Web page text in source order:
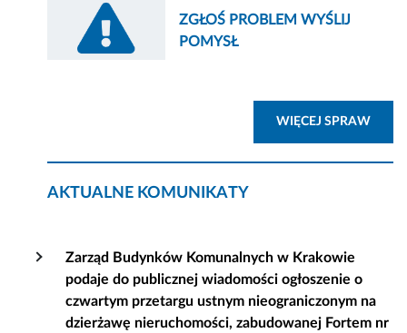
ZGŁOŚ PROBLEM WYŚLIJ
POMYSŁ
WIĘCEJ SPRAW
AKTUALNE KOMUNIKATY
Zarząd Budynków Komunalnych w Krakowie
podaje do publicznej wiadomości ogłoszenie o
czwartym przetargu ustnym nieograniczonym na
dzierżawę nieruchomości, zabudowanej Fortem nr